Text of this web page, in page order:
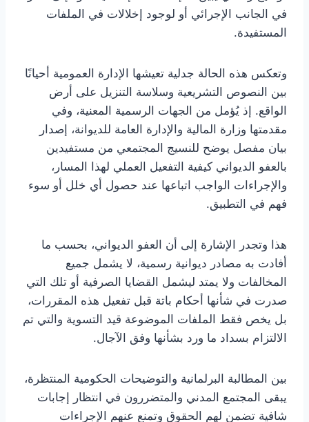
في الجانب الإجرائي أو لوجود إخلالات في الملفات
المستفيدة.
وتعكس هذه الحالة جدلية تعيشها الإدارة العمومية أحيانًا
بين النصوص التشريعية وسلاسة التنزيل على أرض
الواقع. إذ يُؤمل من الجهات الرسمية المعنية، وفي
مقدمتها وزارة المالية والإدارة العامة للديوانة، إصدار
بيان مفصل يوضح للنسيج المجتمعي من مستفيدين
بالعفو الديواني كيفية التفعيل العملي لهذا المسار،
والإجراءات الواجب اتباعها عند حصول أي خلل أو سوء
فهم في التطبيق.
هذا وتجدر الإشارة إلى أن العفو الديواني، بحسب ما
أفادت به مصادر ديوانية رسمية، لا يشمل جميع
المخالفات ولا يمتد ليشمل القضايا الصرفية أو تلك التي
صدرت في شأنها أحكام باتة قبل تفعيل هذه المقررات،
بل يخص فقط الملفات الموضوعة قيد التسوية والتي تم
الالتزام بسداد ما ورد بشأنها وفق الآجال.
بين المطالبة البرلمانية والتوضيحات الحكومية المنتظرة،
يبقى المجتمع المدني والمتضررون في انتظار إجابات
شافية تضمن لهم الحقوق وتمنع عنهم الإجراءات